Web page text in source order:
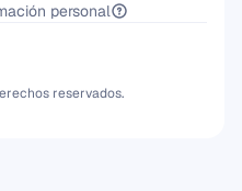
personal
reservados.